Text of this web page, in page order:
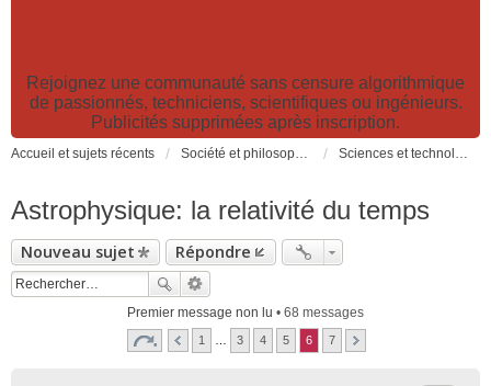
Rejoignez une communauté sans censure algorithmique
de passionnés, techniciens, scientifiques ou ingénieurs.
Publicités supprimées après inscription.
Accueil et sujets récents Société et philosophie. Sciences et technologies. Santé et prévention. Sciences et technologies
Astrophysique: la relativité du temps
Nouveau sujet Répondre
Premier message non lu • 68 messages
1 3 4 5 6 7